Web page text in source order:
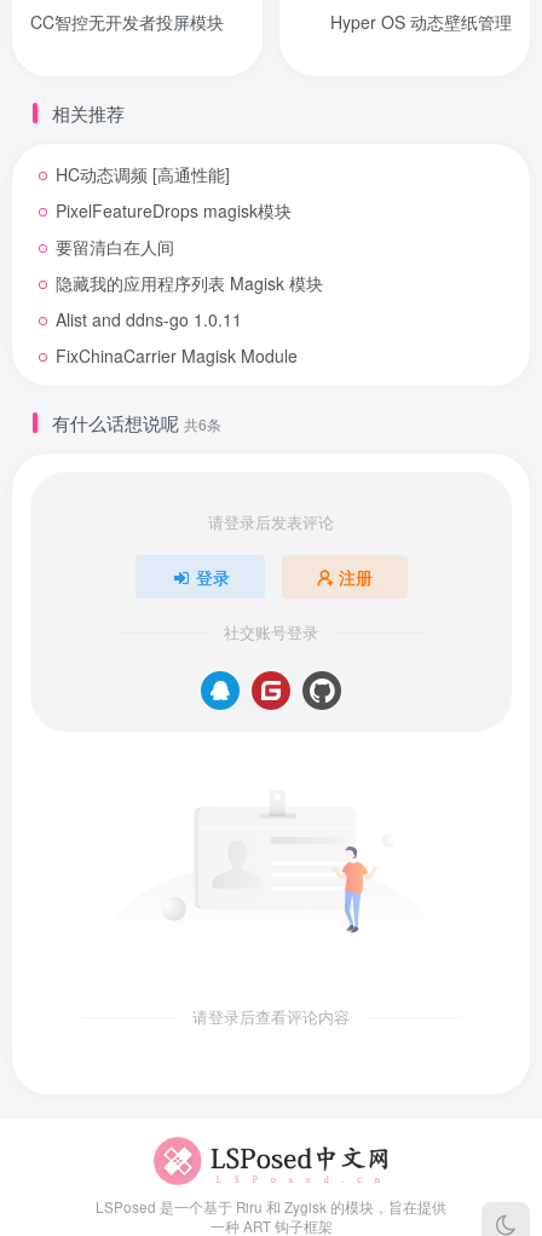
CC智控无开发者投屏模块
Hyper OS 动态壁纸管理
相关推荐
HC动态调频 [高通性能]
PixelFeatureDrops magisk模块
要留清白在人间
隐藏我的应用程序列表 Magisk 模块
Alist and ddns-go 1.0.11
FixChinaCarrier Magisk Module
有什么话想说呢 共6条
请登录后发表评论
登录 注册
社交账号登录
请登录后查看评论内容
LSPosed 是一个基于 Riru 和 Zygisk 的模块，旨在提供
一种 ART 钩子框架